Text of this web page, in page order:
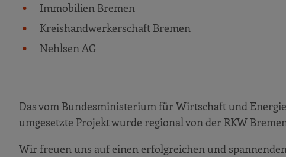
Immobilien Bremen
Kreishandwerkerschaft Bremen
Nehlsen AG
Das vom Bundesministerium für Wirtschaft und
umgesetzte Projekt wurde regional von der RKW
Wir freuen uns auf einen erfolgreichen und